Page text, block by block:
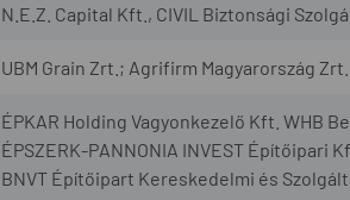
N.E.Z. Capital Kft., CIVIL Biztonsági
UBM Grain Zrt.; Agrifirm Magyarország Zrt.
ÉPKAR Holding Vagyonkezelő Kft. WHB
ÉPSZERK-PANNONIA INVEST Építőipari
BNVT Építőipart Kereskedelmi és